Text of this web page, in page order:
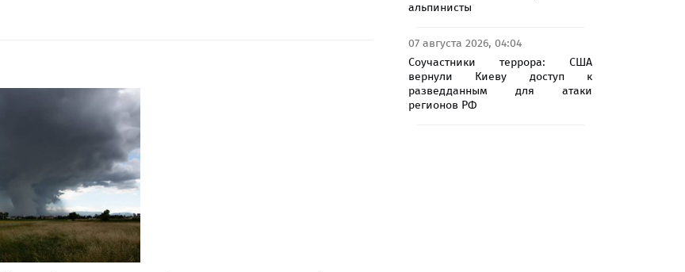
альпинисты
07 августа 2026, 04:04
Соучастники террора: США
вернули Киеву доступ к
разведданным для атаки
регионов РФ